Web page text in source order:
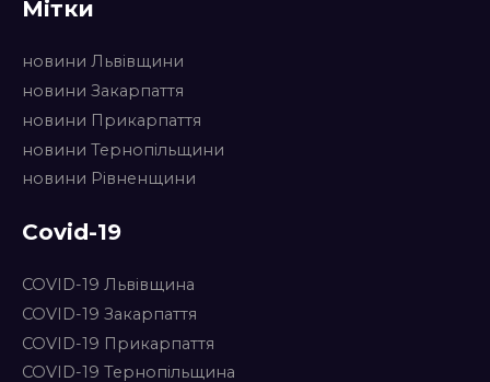
Мітки
новини Львівщини
новини Закарпаття
новини Прикарпаття
новини Тернопільщини
новини Рівненщини
Covid-19
COVID-19 Львівщина
COVID-19 Закарпаття
COVID-19 Прикарпаття
COVID-19 Тернопільщина